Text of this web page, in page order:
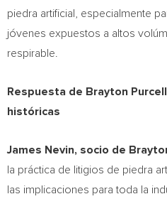
piedra artificial, especialmente
jóvenes expuestos a altos
respirable.
Respuesta de Brayton
históricas
James Nevin, socio de
la práctica de litigios de piedra
las implicaciones para toda la